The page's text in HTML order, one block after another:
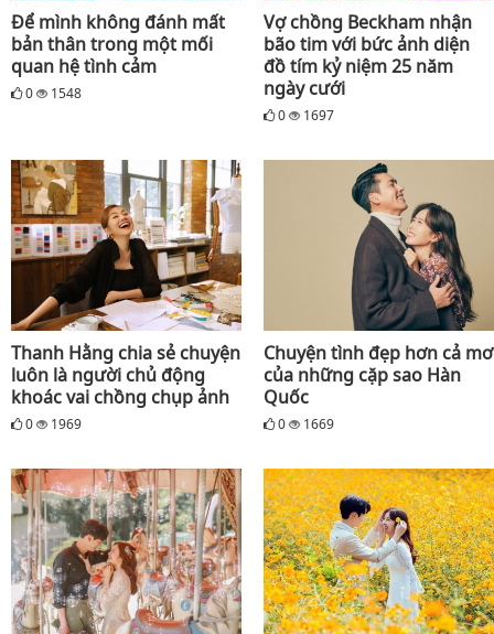
Để mình không đánh mất
bản thân trong một mối
quan hệ tình cảm
0 1548
Vợ chồng Beckham nhận
bão tim với bức ảnh diện
đồ tím kỷ niệm 25 năm
ngày cưới
0 1697
Thanh Hằng chia sẻ chuyện
luôn là người chủ động
khoác vai chồng chụp ảnh
0 1969
Chuyện tình đẹp hơn cả mơ
của những cặp sao Hàn
Quốc
0 1669